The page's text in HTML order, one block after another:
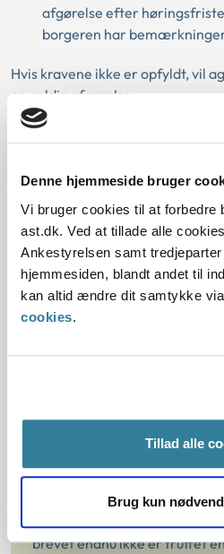
Denne hjemmeside bruger
Vi bruger cookies til at forbedre
ast.dk. Ved at tillade alle
Ankestyrelsen samt
hjemmesiden, blandt andet til
kan altid ændre dit samtykke via
cookies.
Tillad alle
Brug kun
afgørelse efter
borgeren har
Hvis kravene ikke er opfyldt, vil
en gyldig afgørelse.
Kommunen sender en
det fremgår, at kommunen
efterregulering for 2021, og
at træffe afgørelse om, at
5.000 kr. Det fremgår, at hvis
den vedlagte opgørelse, har
Det fremgår videre, at
afgørelsen inden for 4 uger
Ankestyrelsen vurderer, at
Ved vurderingen lægger vi
fremgår tydeligt af
brevet endnu ikke er truffet